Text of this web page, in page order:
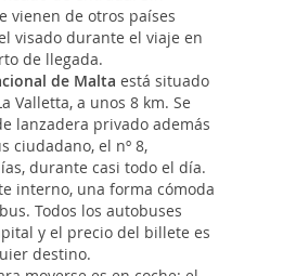
vienen de otros países
visado durante el viaje en
de llegada.
de Malta está situado
Valletta, a unos 8 km. Se
lanzadera privado además
ciudadano, el nº 8,
durante casi todo el día.
interno, una forma cómoda
Todos los autobuses
y el precio del billete es
destino.